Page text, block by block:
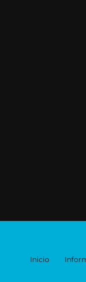
Inicio